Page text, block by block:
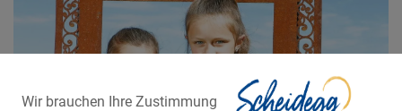
Wir brauchen Ihre Zustimmung